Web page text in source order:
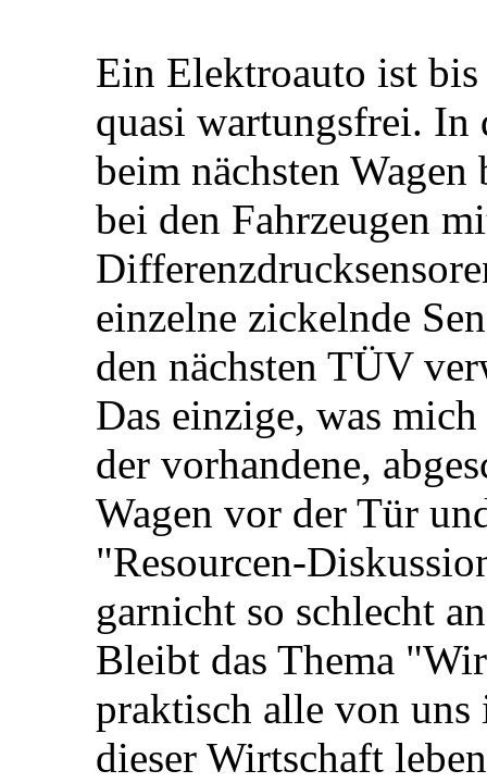
Ein Elektroauto ist
quasi wartungsfrei. In
beim nächsten
bei den Fahrzeugen
einzelne zickelnde
den nächsten TÜV
Das einzige, was
der vorhandene,
Wagen vor der Tür
"Resourcen-
garnicht so schlecht
Bleibt das Thema
praktisch alle von
dieser Wirtschaft